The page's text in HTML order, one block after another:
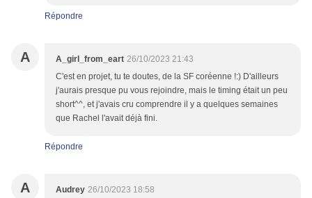
Répondre
A A_girl_from_eart 26/10/2023 21:43
C'est en projet, tu te doutes, de la SF coréenne !:) D'ailleurs
j'aurais presque pu vous rejoindre, mais le timing était un peu
short^^, et j'avais cru comprendre il y a quelques semaines
que Rachel l'avait déjà fini.
Répondre
A Audrey 26/10/2023 18:58